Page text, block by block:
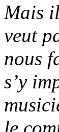
Mais
veut
nous
s’y
le